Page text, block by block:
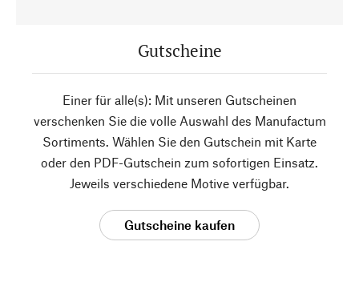
Gutscheine
Einer für alle(s): Mit unseren Gutscheinen
verschenken Sie die volle Auswahl des Manufactum
Sortiments. Wählen Sie den Gutschein mit Karte
oder den PDF-Gutschein zum sofortigen Einsatz.
Jeweils verschiedene Motive verfügbar.
Gutscheine kaufen